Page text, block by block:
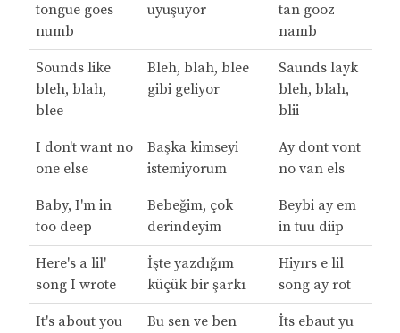
tongue goes
numb
uyuşuyor
tan gooz
namb
Sounds like
bleh, blah,
blee
Bleh, blah, blee
gibi geliyor
Saunds layk
bleh, blah,
blii
I don't want no
one else
Başka kimseyi
istemiyorum
Ay dont vont
no van els
Baby, I'm in
too deep
Bebeğim, çok
derindeyim
Beybi ay em
in tuu diip
Here's a lil'
song I wrote
İşte yazdığım
küçük bir şarkı
Hiyırs e lil
song ay rot
It's about you
Bu sen ve ben
İts ebaut yu